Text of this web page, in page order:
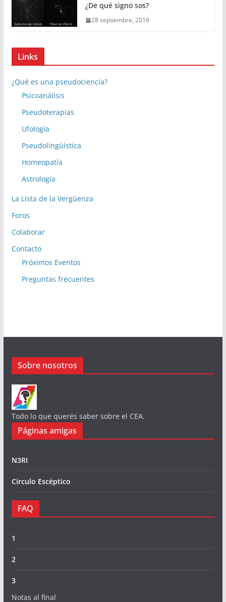
¿De qué signo sos?
28 septiembre, 2016
Links
¿Qué es una pseudociencia?
Psicoanálisis
Pseudoterapias
Ufología
Pseudolingüística
Homeopatía
Astrología
La Lista de la Vergüenza
Foros
Colaborar
Contacto
Próximos Eventos
Preguntas frecuentes
Sobre nosotros
Todo lo que querés saber sobre el CEA.
Páginas amigas
N3RI
Círculo Escéptico
FAQ
1
2
3
Notas al final